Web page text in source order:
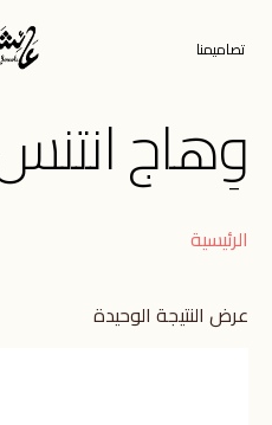
تصاميمنا
وِهاج
الرئيسية
عرض النتيجة الوحيدة